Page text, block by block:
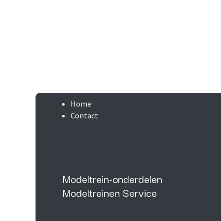
Home
Contact
Modeltrein-onderdelen
Modeltreinen Service